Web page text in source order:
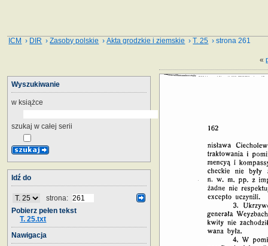
ICM › DIR ›Zasoby polskie ›Akta grodzkie i ziemskie ›T. 25 › strona 261
«
Wyszukiwanie
w książce
szukaj w całej serii
Idź do
strona:
Pobierz pełen tekst
T. 25.txt
Nawigacja